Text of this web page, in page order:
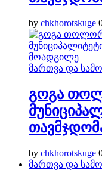
by chkhorotskuge
მართვა და
გოგა
by chkhorotskuge
მართვა და